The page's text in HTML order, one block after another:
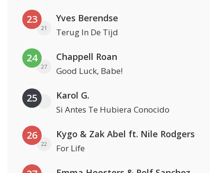
23
21
Yves Berendse
Terug In De Tijd
24
27
Chappell Roan
Good Luck, Babe!
25 Karol G.
Si Antes Te Hubiera Conocido
26
22
Kygo & Zak Abel ft. Nile Rodgers
For Life